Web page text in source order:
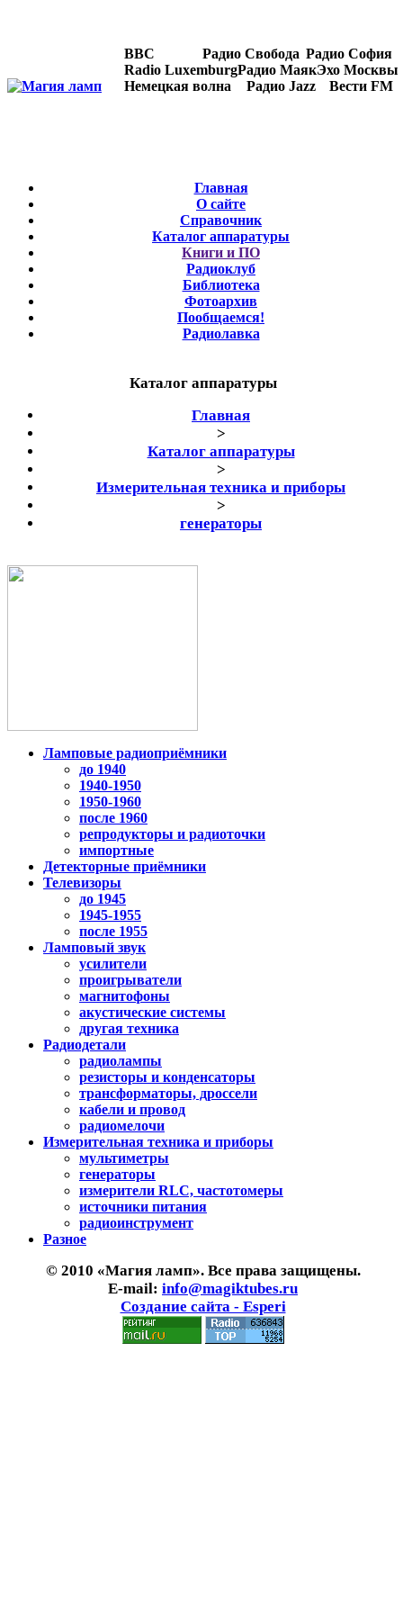
BBC Радио Свобода Радио София
Radio LuxemburgРадио МаякЭхо Москвы
Немецкая волна
Радио Jazz Вести FM
Главная
О сайте
Справочник
Каталог аппаратуры
Книги и ПО
Радиоклуб
Библиотека
Фотоархив
Пообщаемся!
Радиолавка
Каталог аппаратуры
Главная
>
Каталог аппаратуры
>
Измерительная техника и приборы
>
генераторы
Ламповые радиоприёмники
до 1940
1940-1950
1950-1960
после 1960
репродукторы и радиоточки
импортные
Детекторные приёмники
Телевизоры
до 1945
1945-1955
после 1955
Ламповый звук
усилители
проигрыватели
магнитофоны
акустические системы
другая техника
Радиодетали
радиолампы
резисторы и конденсаторы
трансформаторы, дроссели
кабели и провод
радиомелочи
Измерительная техника и приборы
мультиметры
генераторы
измерители RLC, частотомеры
источники питания
радиоинструмент
Разное
© 2010 «Магия ламп». Все права защищены.
E-mail: info@magiktubes.ru
Создание сайта - Esperi